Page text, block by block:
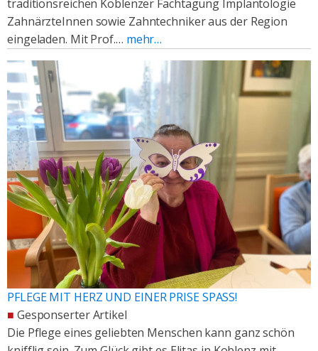
traditionsreichen Koblenzer Fachtagung Implantologie
ZahnärzteInnen sowie Zahntechniker aus der Region
eingeladen. Mit Prof.… mehr…
PFLEGE MIT HERZ UND EINER PRISE SPASS!
■ Gesponserter Artikel
Die Pflege eines geliebten Menschen kann ganz schön